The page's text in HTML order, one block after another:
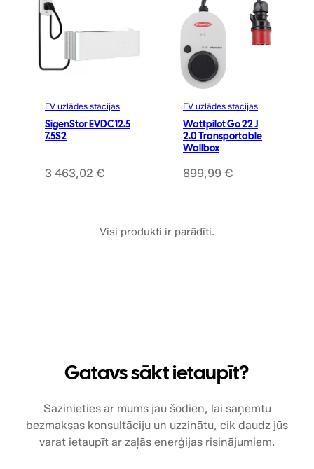
EV uzlādes stacijas
SigenStor EVDC 12.5
7.5S2
3 463,02 €
EV uzlādes stacijas
Wattpilot Go 22 J
2.0 Transportable
Wallbox
899,99 €
Visi produkti ir parādīti.
Gatavs sākt ietaupīt?
Sazinieties ar mums jau šodien, lai saņemtu
bezmaksas konsultāciju un uzzinātu, cik daudz jūs
varat ietaupīt ar zaļās enerģijas risinājumiem.